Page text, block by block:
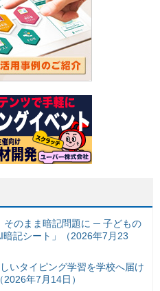
そのまま暗記問題に ─ 子どもの
記シート」（2026年7月23
いタイピング学習を学校へ届け
年7月14日）